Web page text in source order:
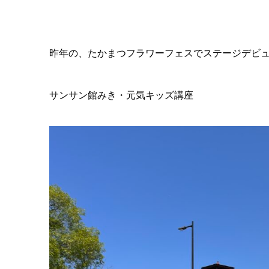
昨年の、たかまつフラワーフェスでステージデビ
サンサン館みき・元気キッズ講座